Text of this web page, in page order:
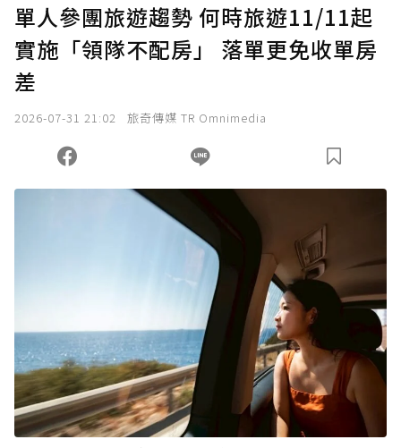
確認送出
您當前剩餘 U 利點數：0點；前往 購買點數
單人參團旅遊趨勢 何時旅遊11/11起
實施「領隊不配房」 落單更免收單房
差
2026-07-31 21:02 旅奇傳媒 TR Omnimedia